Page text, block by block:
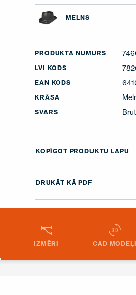
MELNS
PRODUKTA NUMURS
LVI KODS
EAN KODS
KRĀSA
SVARS
KOPĪGOT PRODUKTU LAPU
DRUKĀT KĀ PDF
IZMĒRI CAD